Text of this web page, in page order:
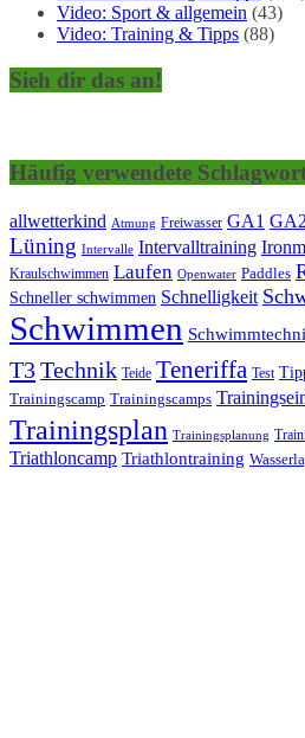
Video: Sport & allgemein (43)
Video: Training & Tipps (88)
Sieh dir das an!
Häufig verwendete
allwetterkind Atmung Freiwasser GA1 GA2
Lüning Intervalle Intervalltraining
Kraulschwimmen Laufen Openwater Paddles
Schneller schwimmen Schnelligkeit
Schwimmen
T3Technik Teide Teneriffa Test
Trainingscamp Trainingscamps
Trainingsplan Trainingsplanung
Triathloncamp Triathlontraining